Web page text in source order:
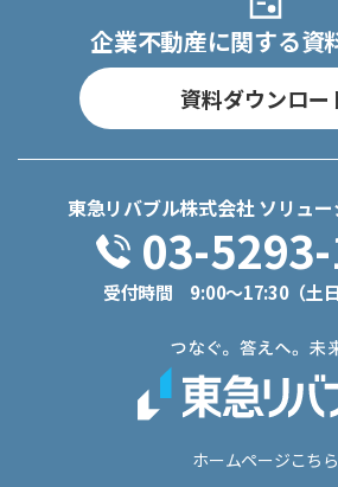
企業不動産に関する資
資料ダウンロー
ホームページこちら
東急リバブル株式会社 ソリュ
03-
受付時間 9:00～17:30（土日